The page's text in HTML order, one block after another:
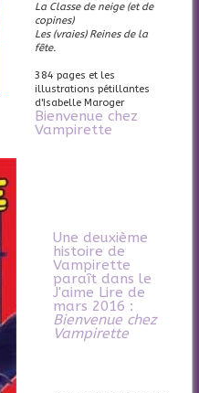
La Classe de neige (et de
copines)
Les (vraies) Reines de la
fête.
384 pages et les
illustrations pétillantes
d'Isabelle Maroger
Bienvenue chez
Vampirette
Une deuxième
histoire de
Vampirette
paraît dans le
J'aime Lire de
mars 2016 :
Bienvenue chez
Vampirette